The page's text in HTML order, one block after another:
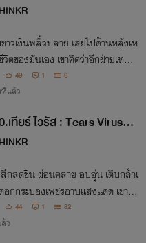
: The Ninth Red Risk Ar
าวเงินพลิ้วปลาย เสยไปด้านหลังเห
ตของมันเอง เขาคิดว่าอีกฝ่ายเท่มา
งระยิบระยับอ่อนโยนต่อสายตาและดู
าใจหาย
49 1 6
ที่แล้ว
เทียร์ ไวรัส : Tears Virus
: The Ninth Red Risk Ar
กสดชื่น ผ่อนคลาย อบอุ่น เติบกล้าเ
กกระบองเพชรอาบแสงแดด เขาได้
แลละเอียดอ่อน กระทั่งตระหนักว่างู
ลอบเลื้อยมาพัวพันทางด้านหลังเมื่อ
44 1 32
ว